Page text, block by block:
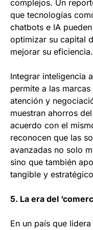
complejos. Un
que tecnologías
chatbots e IA
optimizar su capital
mejorar su eficiencia.
Integrar inteligencia
permite a las
atención y
muestran ahorros
acuerdo con el
reconocen que las
avanzadas no solo
sino que también
tangible y
5. La era del
En un país que